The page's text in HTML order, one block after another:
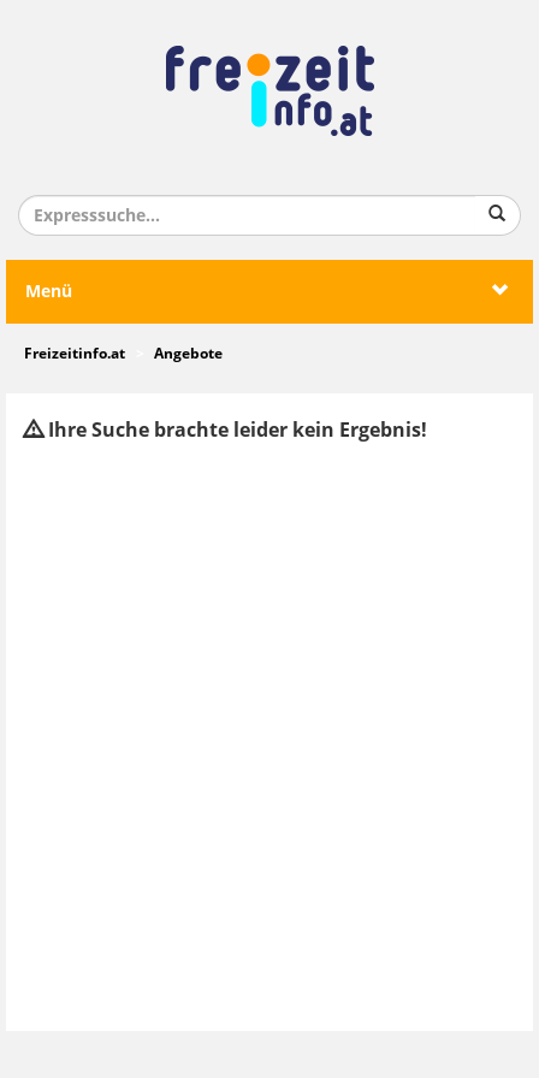
Menü
Freizeitinfo.at Angebote
Ihre Suche brachte leider kein Ergebnis!